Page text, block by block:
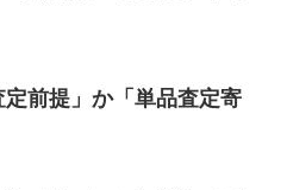
前提」か「単品査定寄